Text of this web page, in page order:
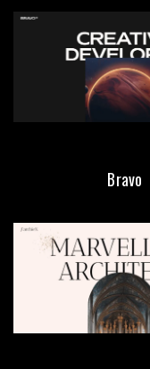
Bravo